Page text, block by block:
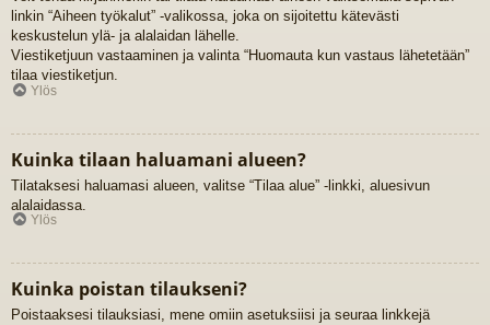
linkin “Aiheen työkalut” -valikossa, joka on sijoitettu kätevästi
keskustelun ylä- ja alalaidan lähelle.
Viestiketjuun vastaaminen ja valinta “Huomauta kun vastaus lähetetään”
tilaa viestiketjun.
Ylös
Kuinka tilaan haluamani alueen?
Tilataksesi haluamasi alueen, valitse “Tilaa alue” -linkki, aluesivun
alalaidassa.
Ylös
Kuinka poistan tilaukseni?
Poistaaksesi tilauksiasi, mene omiin asetuksiisi ja seuraa linkkejä